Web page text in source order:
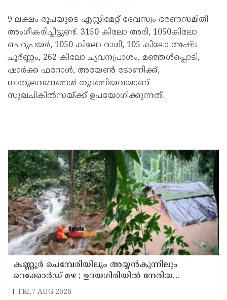
9 ലക്ഷം രൂപയുടെ എസ്റ്റിമേറ്റ് ദേവസ്വം ഭരണസമിതി
അംഗീകരിച്ചിട്ടുണ്ട്. 3150 കിലോ അരി, 1050കിലോ
ചെറുപയര്‍, 1050 കിലോ റാഗി, 105 കിലോ അഷ്ട
ചൂര്‍ണ്ണം, 262 കിലോ ച്യവനപ്രാശം, മഞ്ഞള്‍പ്പൊടി,
ഷാര്‍ക്ക ഫറോള്‍, അയേണ്‍ ടോണിക്ക്,
ധാതുലവണങ്ങള്‍ തുടങ്ങിയവയാണ്
സുഖചികില്‍സയ്ക്ക് ഉപയോഗിക്കുന്നത്.
കണ്ണൂർ ചെമ്പേരിയിലും അയ്യൻകുന്നിലും
റെക്കോർഡ് മഴ ; ഉദയഗിരിയിൽ നേരിയ
ഉരുൾപൊട്ടൽ; 13 പേരെ ക്യാമ്പിലേക്ക് മാറ്റി
FRI,7 AUG 2026